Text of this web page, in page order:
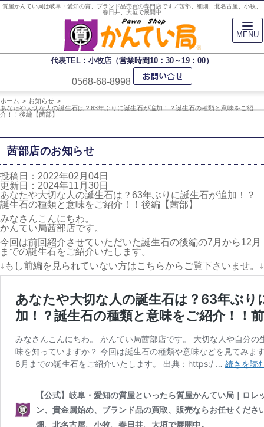
質屋かんてい局は岐阜・愛知の質、ブランド品売買の専門店です／茜部、細畑、北名古屋、小牧、
春日井、大垣で展開中
代表TEL：小牧店（営業時間10：30～19：00）
0568-68-8998
ホーム
お知らせ
あなたや大切な人の誕生石は？63年ぶりに誕生石が追加！？誕生石の種類と意味をご紹
介！！後編【茜部】
茜部店のお知らせ
投稿日：2022年02月04日
更新日：2024年11月30日
あなたや大切な人の誕生石は？63年ぶりに誕生石が追加！？
誕生石の種類と意味をご紹介！！後編【茜部】
みなさんこんにちわ。
かんてい局茜部店です。
今回は前回紹介させていただいた誕生石の後編の7月から12月
までの誕生石をご紹介いたします。
↓もし前編を見られていない方はこちらからご覧下さいませ。↓
MENU